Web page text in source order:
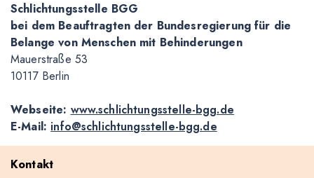
Schlichtungsstelle BGG
bei dem Beauftragten der Bundesregierung für die
Belange von Menschen mit Behinderungen
Mauerstraße 53
10117 Berlin
Webseite: www.schlichtungsstelle-bgg.de
E-Mail: info@schlichtungsstelle-bgg.de
Kontakt